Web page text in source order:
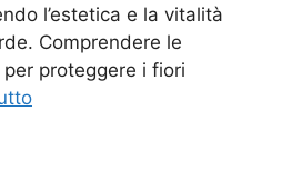
l’estetica e la vitalità
Comprendere le
proteggere i fiori